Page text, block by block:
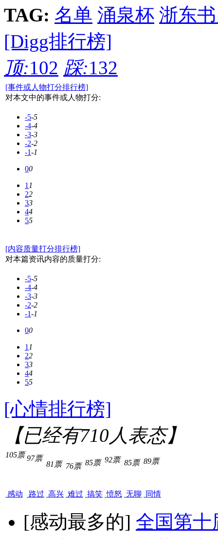
TAG: 名单 涌泉杯 浙东
[Digg排行榜]
顶:102 踩:132
[事件或人物打分排行榜]
对本文中的事件或人物打分:
-5-5
-4-4
-3-3
-2-2
-1-1
00
11
22
33
44
55
[内容质量打分排行榜]
对本篇资讯内容的质量打分:
-5-5
-4-4
-3-3
-2-2
-1-1
00
11
22
33
44
55
[心情排行榜]
【已经有710人表态】
105票
感动
97票
路过
81票
高兴
76票
难过
85票
搞笑
92票
愤怒
85票
无聊
89票
同情
[感动最多的] 全国第十